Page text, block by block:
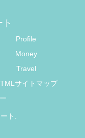
Profile
Money
Travel
サイトマップ
ト.